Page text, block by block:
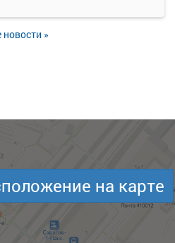
новости »
на карте